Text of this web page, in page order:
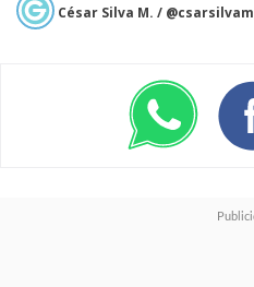
César Silva M. / @csarsilvam